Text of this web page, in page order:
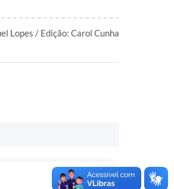
Lopes / Edição: Carol Cunha